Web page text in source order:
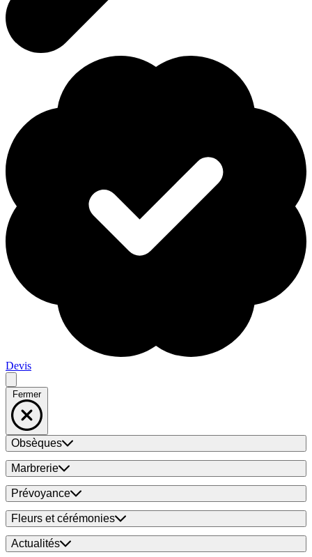
Devis
Fermer
Obsèques
Marbrerie
Prévoyance
Fleurs et cérémonies
Actualités